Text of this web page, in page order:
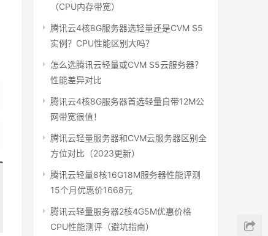
（CPU内存带宽）
腾讯云4核8G服务器选轻量还是CVM S5
实例？CPU性能区别大吗？
怎么选腾讯云轻量或CVM S5云服务器？
性能差异对比
腾讯云4核8G服务器首选轻量自带12M公
网带宽很值！
腾讯云轻量服务器和CVM云服务器区别全
方位对比（2023更新）
腾讯云轻量8核16G18M服务器性能评测
15个月优惠价1668元
腾讯云轻量服务器2核4G5M优惠价格
CPU性能测评（避坑指南）